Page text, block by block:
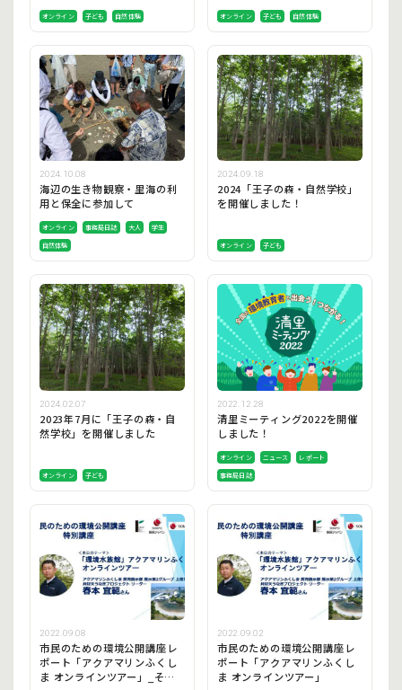
オンライン 子ども 自然体験 オンライン 子ども 自然体験
2024.10.08
海辺の生き物観察・里海の利
用と保全に参加して
オンライン 事務局日誌 大人
学生
自然体験
2024.09.18
2024「王子の森・自然学校」
を開催しました！
オンライン 子ども
2024.02.07
2023年7月に「王子の森・自
然学校」を開催しました
オンライン 子ども
2022.12.28
清里ミーティング2022を開催
しました！
オンライン ニュース
レポート
事務局日誌
2022.09.08
市民のための環境公開講座レ
ポート「アクアマリンふくし
ま オンラインツアー」_その
2022.09.02
市民のための環境公開講座レ
ポート「アクアマリンふくし
ま オンラインツアー」